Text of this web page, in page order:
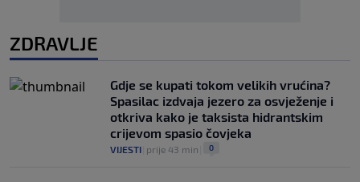
ZDRAVLJE
Gdje se kupati tokom velikih vrućina?
Spasilac izdvaja jezero za osvježenje i
otkriva kako je taksista hidrantskim
crijevom spasio čovjeka
VIJESTI prije 43 min 0